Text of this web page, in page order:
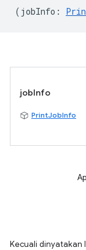
( jobInfo :
jobInfo
PrintJobInfo
Kecuali dinyatakan